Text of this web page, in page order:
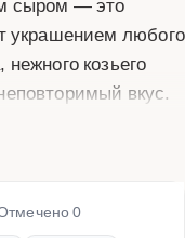
украшением любого
козьего
вкус.
Приготовление
мы расскажем,
0